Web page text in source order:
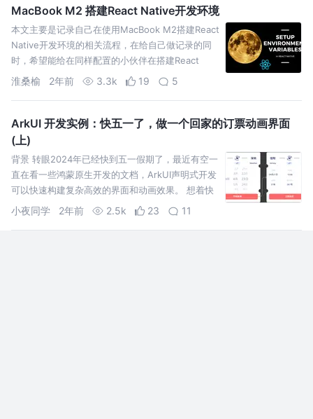
MacBook M2 搭建React Native开发环境
本文主要是记录自己在使用MacBook M2搭建React
Native开发环境的相关流程，在给自己做记录的同
时，希望能给在同样配置的小伙伴在搭建React
Native开发环境提供一些参考.....
淮桑榆 2年前 3.3k 19 5
ArkUI 开发实例：快五一了，做一个回家的订票动画界面
(上)
背景 转眼2024年已经快到五一假期了，最近有空一
直在看一些鸿蒙原生开发的文档，ArkUI声明式开发
可以快速构建复杂高效的界面和动画效果。 想着快
订票了，不如我们就来做一个纯血鸿蒙NEXT开发订
小夜同学 2年前 2.5k 23 11